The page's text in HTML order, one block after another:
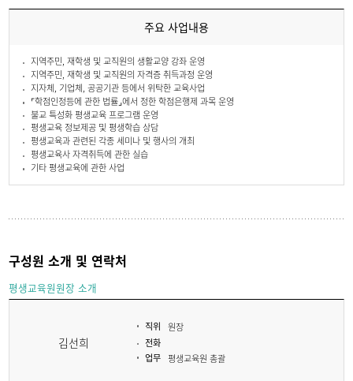
주요 사업내용
지역주민, 재학생 및 교직원의 생활교양 강좌 운영
지역주민, 재학생 및 교직원의 자격증 취득과정 운영
지자체, 기업체, 공공기관 등에서 위탁한 교육사업
⌜학점인정등에 관한 법률⌟에서 정한 학점은행제 과목 운영
불교 특성화 평생교육 프로그램 운영
평생교육 정보제공 및 평생학습 상담
평생교육과 관련된 각종 세미나 및 행사의 개최
평생교육사 자격취득에 관한 실습
기타 평생교육에 관한 사업
구성원 소개 및 연락처
평생교육원원장 소개
김선희
직위 원장
전화
업무 평생교육원 총괄